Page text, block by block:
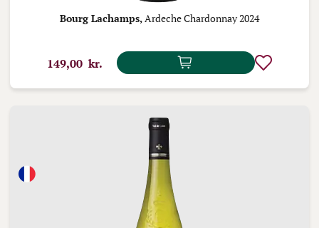
Bourg Lachamps, Ardeche Chardonnay 2024
149,00 kr.